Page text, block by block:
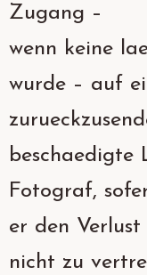
Zugang –
wenn keine
wurde – auf
beschaedigte
Fotograf,
er den
nicht zu